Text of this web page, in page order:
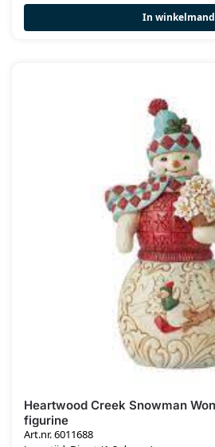
In winkelmand
Heartwood Creek Snowman
figurine
Art.nr. 6011688